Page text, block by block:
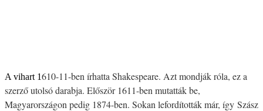
A vihart 1610-11-ben írhatta Shakespeare. Azt mondják róla, ez a
szerző utolsó darabja. Először 1611-ben mutatták be,
Magyarországon pedig 1874-ben. Sokan lefordították már, így Szász